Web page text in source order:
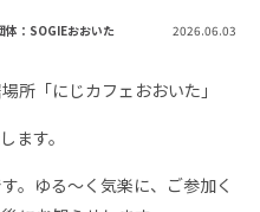
体：SOGIEおおいた 2026.06.03
所「にじカフェおおいた」
ます。
。ゆる～く気楽に、ご参加く